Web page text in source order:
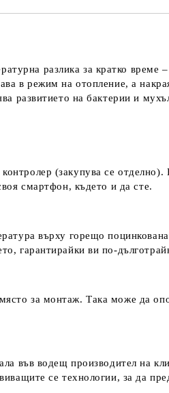
разлика за кратко време
в режим на отопление, а
развитието на бактерии и
(закупува се
смартфон, където и да сте.
върху горещо
гарантирайки ви по-
за монтаж. Така може да
във водещ производител на
се технологии, за да